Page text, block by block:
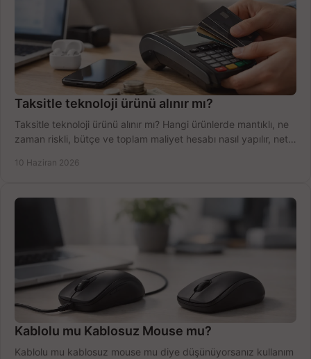
Taksitle teknoloji ürünü alınır mı?
Taksitle teknoloji ürünü alınır mı? Hangi ürünlerde mantıklı, ne
zaman riskli, bütçe ve toplam maliyet hesabı nasıl yapılır, net
10 Haziran 2026
Kablolu mu Kablosuz Mouse mu?
Kablolu mu kablosuz mouse mu diye düşünüyorsanız kullanım